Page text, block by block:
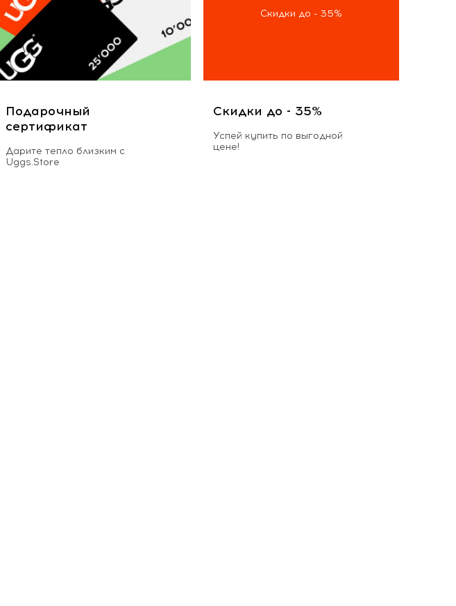
Подарочный
сертификат
Дарите тепло близким с
Uggs.Store
Скидки до - 35%
Скидки до - 35%
Успей купить по выгодной
цене!